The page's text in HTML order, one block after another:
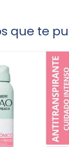
que te